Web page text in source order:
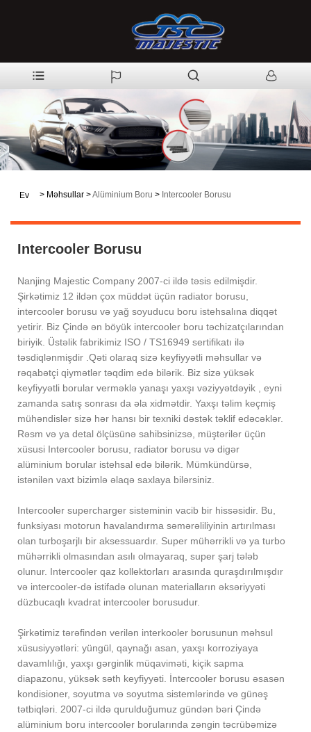
Ev > Məhsullar >Alüminium Boru > Intercooler Borusu
Intercooler Borusu
Nanjing Majestic Company 2007-ci ildə təsis edilmişdir.
Şirkətimiz 12 ildən çox müddət üçün radiator borusu,
intercooler borusu və yağ soyuducu boru istehsalına diqqət
yetirir. Biz Çində ən böyük intercooler boru təchizatçılarından
biriyik. Üstəlik fabrikimiz ISO / TS16949 sertifikatı ilə
təsdiqlənmişdir .Qəti olaraq sizə keyfiyyətli məhsullar və
rəqabətçi qiymətlər təqdim edə bilərik. Biz sizə yüksək
keyfiyyətli borular verməklə yanaşı yaxşı vəziyyətdəyik , eyni
zamanda satış sonrası da əla xidmətdir. Yaxşı təlim keçmiş
mühəndislər sizə hər hansı bir texniki dəstək təklif edəcəklər.
Rəsm və ya detal ölçüsünə sahibsinizsə, müştərilər üçün
xüsusi Intercooler borusu, radiator borusu və digər
alüminium borular istehsal edə bilərik. Mümkündürsə,
istənilən vaxt bizimlə əlaqə saxlaya bilərsiniz.
Intercooler supercharger sisteminin vacib bir hissəsidir. Bu,
funksiyası motorun havalandırma səmərəliliyinin artırılması
olan turboşarjlı bir aksessuardır. Super mühərrikli və ya turbo
mühərrikli olmasından asılı olmayaraq, super şarj tələb
olunur. Intercooler qaz kollektorları arasında quraşdırılmışdır
və intercooler-də istifadə olunan materialların əksəriyyəti
düzbucaqlı kvadrat intercooler borusudur.
Şirkətimiz tərəfindən verilən interkooler borusunun məhsul
xüsusiyyətləri: yüngül, qaynağı asan, yaxşı korroziyaya
davamlılığı, yaxşı gərginlik müqaviməti, kiçik sapma
diapazonu, yüksək səth keyfiyyəti. İntercooler borusu əsasən
kondisioner, soyutma və soyutma sistemlərində və günəş
tətbiqləri. 2007-ci ildə qurulduğumuz gündən bəri Çində
alüminium boru intercooler borularında zəngin təcrübəmizə